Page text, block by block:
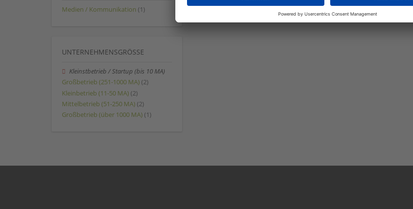
Medien / Kommunikation (1)
UNTERNEHMENSGRÖSSE
Kleinstbetrieb / Startup (bis 10 MA)
Großbetrieb (251-1000 MA) (2)
Kleinbetrieb (11-50 MA) (2)
Mittelbetrieb (51-250 MA) (2)
Großbetrieb (über 1000 MA) (1)